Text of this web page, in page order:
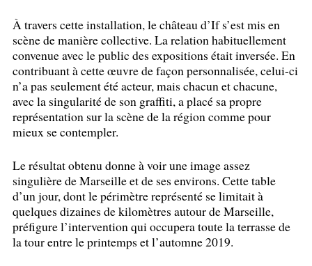
À travers cette installation, le château d’If s’est mis en
scène de manière collective. La relation habituellement
convenue avec le public des expositions était inversée. En
contribuant à cette œuvre de façon personnalisée, celui-ci
n’a pas seulement été acteur, mais chacun et chacune,
avec la singularité de son graffiti, a placé sa propre
représentation sur la scène de la région comme pour
mieux se contempler.
Le résultat obtenu donne à voir une image assez
singulière de Marseille et de ses environs. Cette table
d’un jour, dont le périmètre représenté se limitait à
quelques dizaines de kilomètres autour de Marseille,
préfigure l’intervention qui occupera toute la terrasse de
la tour entre le printemps et l’automne 2019.